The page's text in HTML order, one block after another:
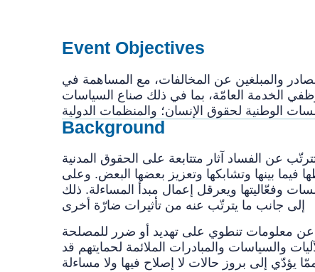
Event Objectives
والمبلغين عن المخالفات، مع المساهمة في
الخدمة العامّة، بما في ذلك صناع السياسات
Background
عن الفساد آثار متتابعة على الحقوق المدنية
فيما بينها وتشابكها وتعزيز بعضها البعض. وعلى
وفعّاليتها ويعرقل إعمال مبدأ المساءلة. ذلك
عن معلومات تنطوي على تهديد أو ضرر للمصلحة
والسياسات والمبادرات الملائمة لحمايتهم قد